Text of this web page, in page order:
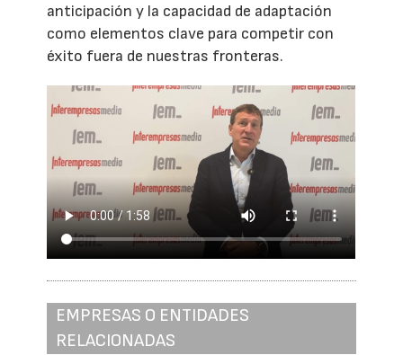
anticipación y la capacidad de adaptación
como elementos clave para competir con
éxito fuera de nuestras fronteras.
EMPRESAS O ENTIDADES
RELACIONADAS